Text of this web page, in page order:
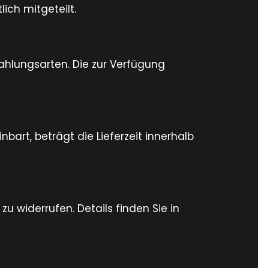
mitgeteilt.
Die zur Verfügung
beträgt die Lieferzeit innerhalb
widerrufen. Details finden Sie in